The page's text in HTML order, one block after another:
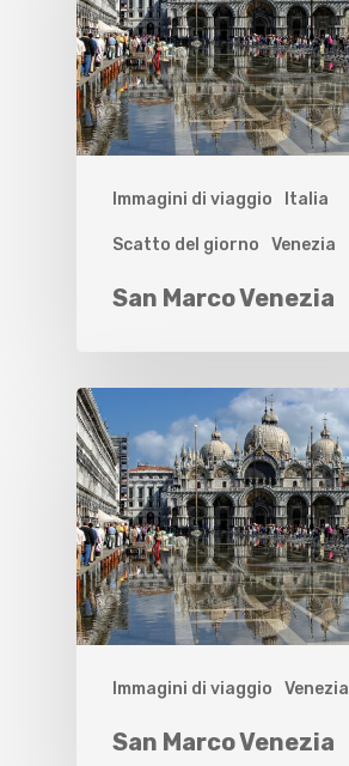
Immagini di viaggio Italia
Scatto del giorno Venezia
San Marco Venezia
Immagini di viaggio Venezia
San Marco Venezia